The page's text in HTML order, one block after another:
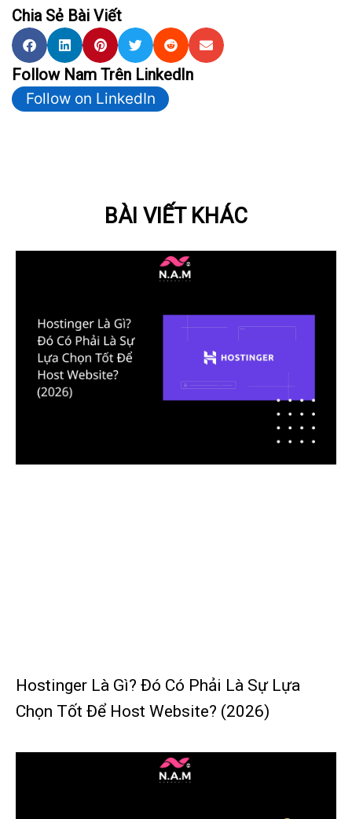
Chia Sẻ Bài Viết
Follow Nam Trên LinkedIn
Follow on LinkedIn
BÀI VIẾT KHÁC
Hostinger Là Gì? Đó Có Phải Là Sự Lựa
Chọn Tốt Để Host Website? (2026)